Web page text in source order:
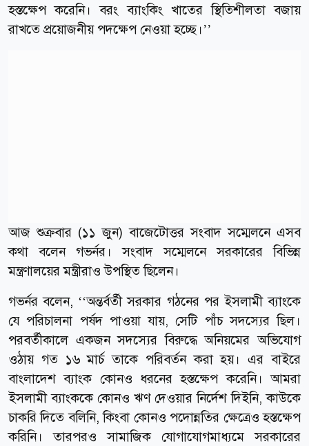
হস্তক্ষেপ করেনি। বরং ব্যাংকিং খাতের স্থিতিশীলতা বজায়
রাখতে প্রয়োজনীয় পদক্ষেপ নেওয়া হচ্ছে।’’
আজ শুক্রবার (১১ জুন) বাজেটোত্তর সংবাদ সম্মেলনে এসব
কথা বলেন গভর্নর। সংবাদ সম্মেলনে সরকারের বিভিন্ন
মন্ত্রণালয়ের মন্ত্রীরাও উপস্থিত ছিলেন।
গভর্নর বলেন, ‘‘অন্তর্বর্তী সরকার গঠনের পর ইসলামী ব্যাংকে
যে পরিচালনা পর্ষদ পাওয়া যায়, সেটি পাঁচ সদস্যের ছিল।
পরবর্তীকালে একজন সদস্যের বিরুদ্ধে অনিয়মের অভিযোগ
ওঠায় গত ১৬ মার্চ তাকে পরিবর্তন করা হয়। এর বাইরে
বাংলাদেশ ব্যাংক কোনও ধরনের হস্তক্ষেপ করেনি। আমরা
ইসলামী ব্যাংককে কোনও ঋণ দেওয়ার নির্দেশ দিইনি, কাউকে
চাকরি দিতে বলিনি, কিংবা কোনও পদোন্নতির ক্ষেত্রেও হস্তক্ষেপ
করিনি। তারপরও সামাজিক যোগাযোগমাধ্যমে সরকারের